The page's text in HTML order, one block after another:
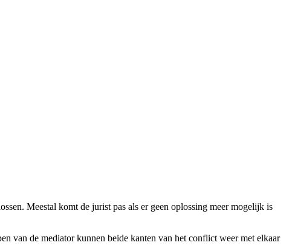
Meestal komt de jurist pas als er geen oplossing meer mogelijk is
van de mediator kunnen beide kanten van het conflict weer met elkaar